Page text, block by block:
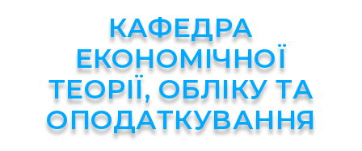
КАФЕДРА
ЕКОНОМІЧНОЇ
ТЕОРІЇ, ОБЛІКУ ТА
ОПОДАТКУВАННЯ